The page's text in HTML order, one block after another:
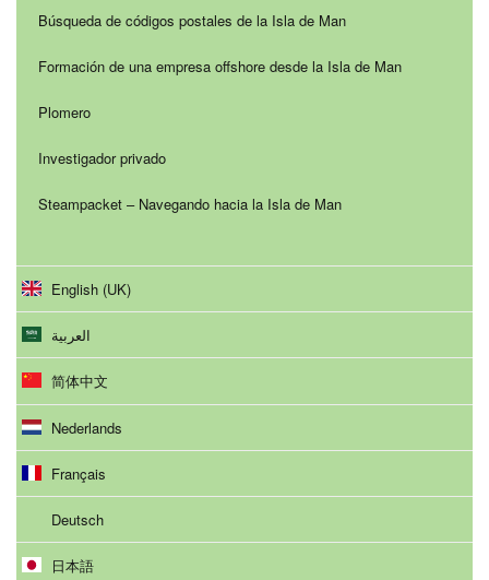
Búsqueda de códigos postales de la Isla de Man
Formación de una empresa offshore desde la Isla de Man
Plomero
Investigador privado
Steampacket – Navegando hacia la Isla de Man
English (UK)
العربية
简体中文
Nederlands
Français
Deutsch
日本語